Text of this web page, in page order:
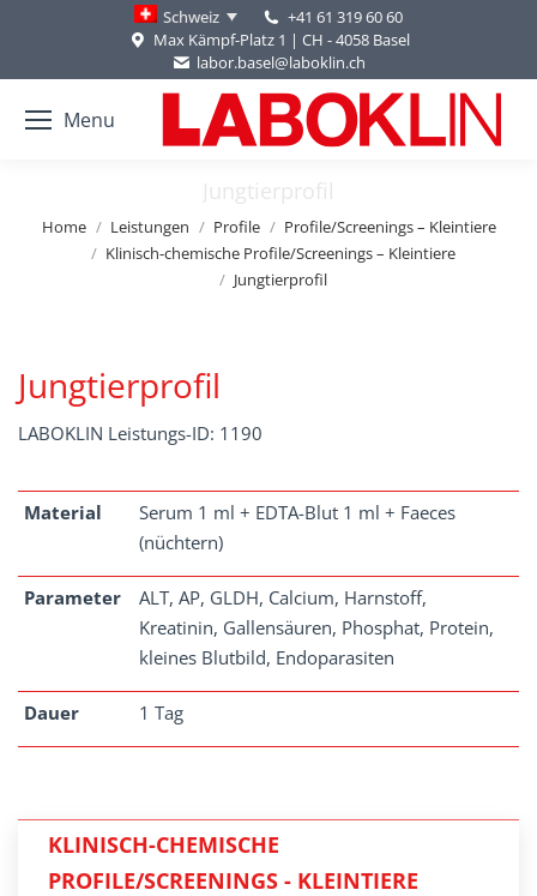
Schweiz
+41 61 319 60 60
Max Kämpf-Platz 1 | CH - 4058 Basel
labor.basel@laboklin.ch
Menu
Jungtierprofil
You are here:
Home Leistungen Profile
Profile/Screenings – Kleintiere
Klinisch-chemische Profile/Screenings – Kleintiere
Jungtierprofil
Jungtierprofil
LABOKLIN Leistungs-ID: 1190
Material
Serum 1 ml + EDTA-Blut 1 ml + Faeces
(nüchtern)
Parameter
ALT, AP, GLDH, Calcium, Harnstoff,
Kreatinin, Gallensäuren, Phosphat, Protein,
kleines Blutbild, Endoparasiten
Dauer 1 Tag
KLINISCH-CHEMISCHE
PROFILE/SCREENINGS - KLEINTIERE